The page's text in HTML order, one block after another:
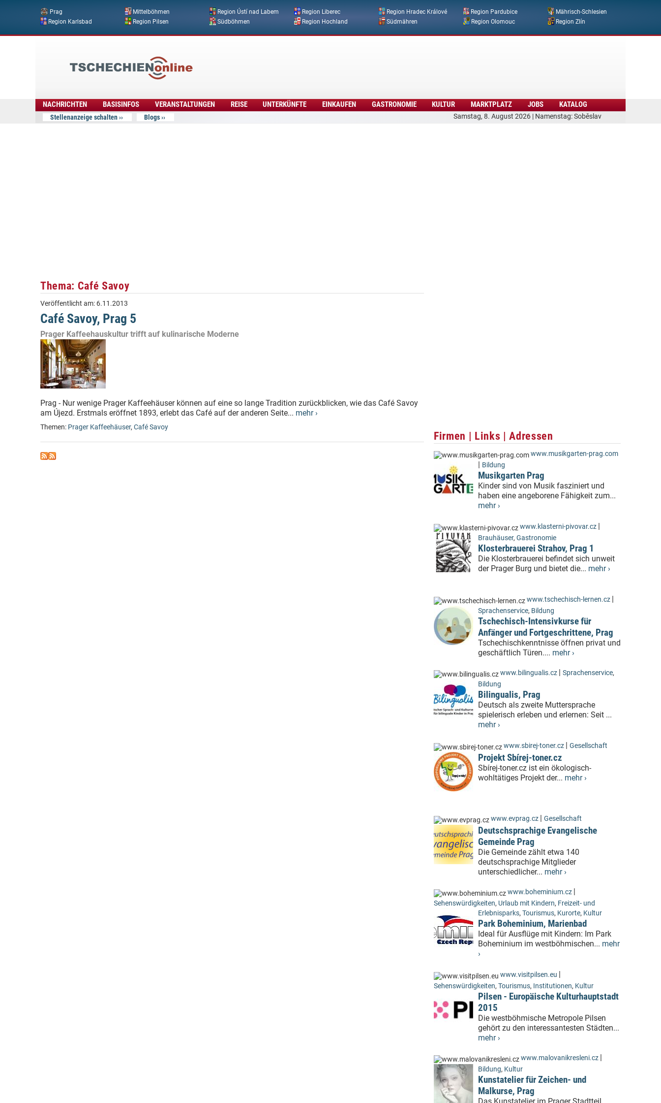
Direkt zum Inhalt
Prag Mittelböhmen Region Ústí nad Labem Region Liberec Region Hradec Králové Region Pardubice
Mährisch-Schlesien
Region Karlsbad
Region Pilsen Südböhmen Region Hochland Südmähren Region Olomouc Region Zlín
Samstag, 8. August 2026 | Namenstag: Soběslav
Online
NACHRICHTEN BASISINFOS VERANSTALTUNGEN REISE UNTERKÜNFTE EINKAUFEN GASTRONOMIE KULTUR MARKTPLATZ JOBS KATALOG
Stellenanzeige schalten Blogs
Thema: Café Savoy
Veröffentlicht am: 6.11.2013
Café Savoy, Prag 5
Prager Kaffeehauskultur trifft auf kulinarische Moderne
Prag - Nur wenige Prager Kaffeehäuser können auf eine so lange Tradition zurückblicken, wie das Café Savoy
am Újezd. Erstmals eröffnet 1893, erlebt das Café auf der anderen Seite... mehr ›
Themen: Prager Kaffeehäuser, Café Savoy
Firmen | Links | Adressen
www.musikgarten-prag.com
| Bildung
Musikgarten Prag
Kinder sind von Musik fasziniert und
haben eine angeborene Fähigkeit zum...
mehr ›
www.klasterni-pivovar.cz |
Brauhäuser, Gastronomie
Klosterbrauerei Strahov, Prag 1
Die Klosterbrauerei befindet sich unweit
der Prager Burg und bietet die... mehr ›
www.tschechisch-lernen.cz |
Sprachenservice, Bildung
Tschechisch-Intensivkurse für
Anfänger und Fortgeschrittene, Prag
Tschechischkenntnisse öffnen privat und
geschäftlich Türen.... mehr ›
www.bilingualis.cz | Sprachenservice,
Bildung
Bilingualis, Prag
Deutsch als zweite Muttersprache
spielerisch erleben und erlernen: Seit ...
mehr ›
www.sbirej-toner.cz | Gesellschaft
Projekt Sbírej-toner.cz
Sbírej-toner.cz ist ein ökologisch-
wohltätiges Projekt der... mehr ›
www.evprag.cz | Gesellschaft
Deutschsprachige Evangelische
Gemeinde Prag
Die Gemeinde zählt etwa 140
deutschsprachige Mitglieder
unterschiedlicher... mehr ›
www.boheminium.cz |
Sehenswürdigkeiten, Urlaub mit Kindern, Freizeit- und
Erlebnisparks, Tourismus, Kurorte, Kultur
Park Boheminium, Marienbad
Ideal für Ausflüge mit Kindern: Im Park
Boheminium im westböhmischen... mehr
›
www.visitpilsen.eu |
Sehenswürdigkeiten, Tourismus, Institutionen, Kultur
Pilsen - Europäische Kulturhauptstadt
2015
Die westböhmische Metropole Pilsen
gehört zu den interessantesten Städten...
mehr ›
www.malovanikresleni.cz |
Bildung, Kultur
Kunstatelier für Zeichen- und
Malkurse, Prag